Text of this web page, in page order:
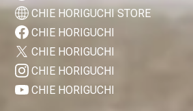
CHIE HORIGUCHI STORE
CHIE HORIGUCHI
CHIE HORIGUCHI
CHIE HORIGUCHI
CHIE HORIGUCHI